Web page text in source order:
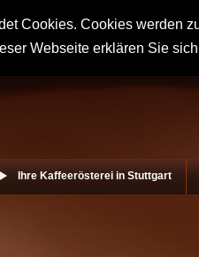
Cookies. Cookies werden
Webseite erklären Sie
Ihre Kaffeerösterei in Stuttgart